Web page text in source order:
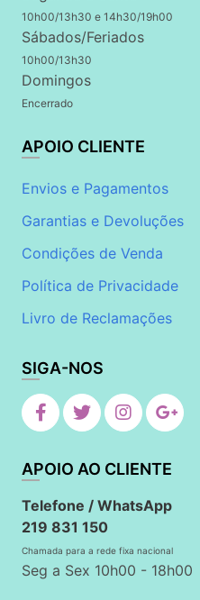
10h00/13h30 e 14h30/19h00
Sábados/Feriados
10h00/13h30
Domingos
Encerrado
APOIO CLIENTE
Envios e Pagamentos
Garantias e Devoluções
Condições de Venda
Política de Privacidade
Livro de Reclamações
SIGA-NOS
APOIO AO CLIENTE
Telefone / WhatsApp
219 831 150
Chamada para a rede fixa nacional
Seg a Sex 10h00 - 18h00